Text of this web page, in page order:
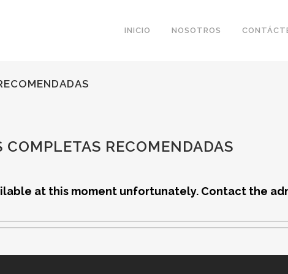
INICIO NOSOTROS
COMPLETAS RECOMENDADAS
at this moment unfortunately. Contact the